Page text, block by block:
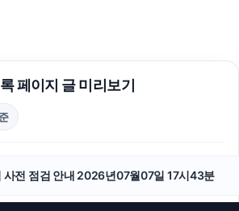
종로하수구막힘
페이지 글 미리보기
사전 점검 안내 2026년07월07일 17시43분